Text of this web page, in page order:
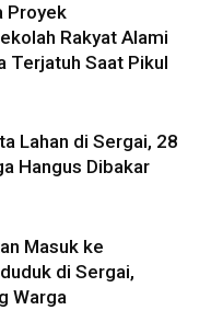
Proyek
Rakyat Alami
Terjatuh Saat Pikul
Lahan di Sergai, 28
Hangus Dibakar
Masuk ke
di Sergai,
Warga